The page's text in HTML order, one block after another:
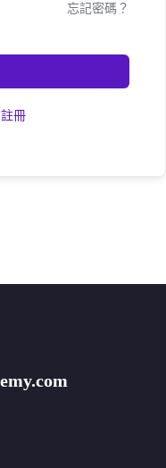
忘記密碼？
冊